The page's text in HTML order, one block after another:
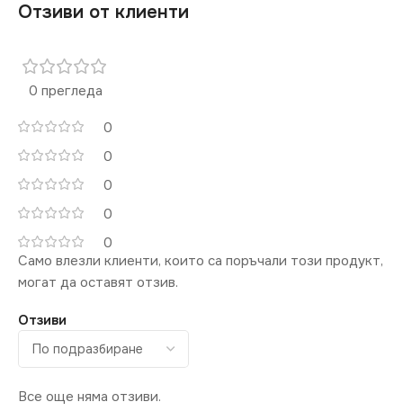
За Интернет RJ45
Отзиви от клиенти
0 прегледа
0
0
0
0
0
Отзиви
Все още няма отзиви.
Само влезли клиенти, които са поръчали този продукт,
могат да оставят отзив.